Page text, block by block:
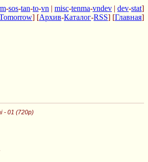
-sos-tan-to-vn | misc-tenma-vndev | dev-stat]
] [Архив-Каталог-RSS] [Главная]
- 01 (720p)